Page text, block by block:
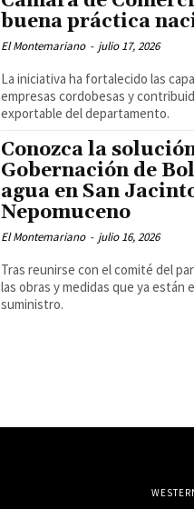
buena práctica
El Montemariano - julio 17, 2026
La iniciativa ha fortalecido las
empresas cordobesas y
exportable del departamento.
Conozca la
Gobernación de
agua en San
Nepomuceno
El Montemariano - julio 16, 2026
Tras reunirse con el comité del
las obras y medidas que ya están
suministro.